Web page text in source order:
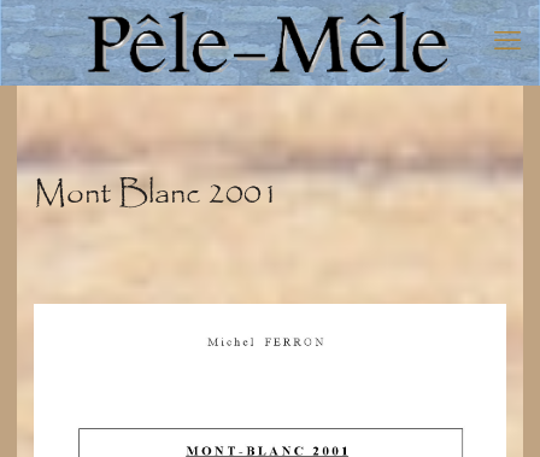
Mont Blanc 2001